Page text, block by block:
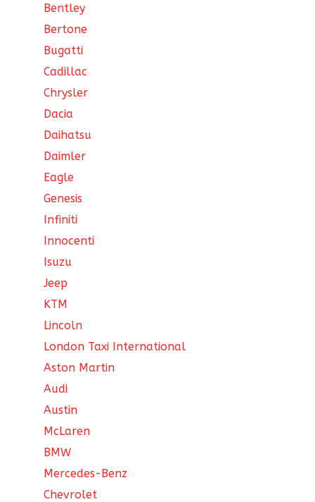
Bentley
Bertone
Bugatti
Cadillac
Chrysler
Dacia
Daihatsu
Daimler
Eagle
Genesis
Infiniti
Innocenti
Isuzu
Jeep
KTM
Lincoln
London Taxi International
Aston Martin
Audi
Austin
McLaren
BMW
Mercedes-Benz
Chevrolet